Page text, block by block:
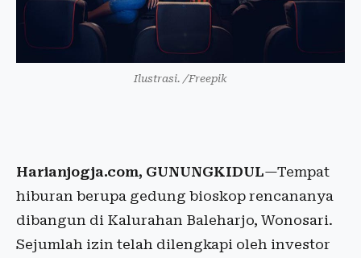
Ilustrasi. /Freepik
Harianjogja.com, GUNUNGKIDUL—Tempat
hiburan berupa gedung bioskop rencananya
dibangun di Kalurahan Baleharjo, Wonosari.
Sejumlah izin telah dilengkapi oleh investor